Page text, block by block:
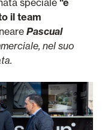
il team
Pascual
nel suo